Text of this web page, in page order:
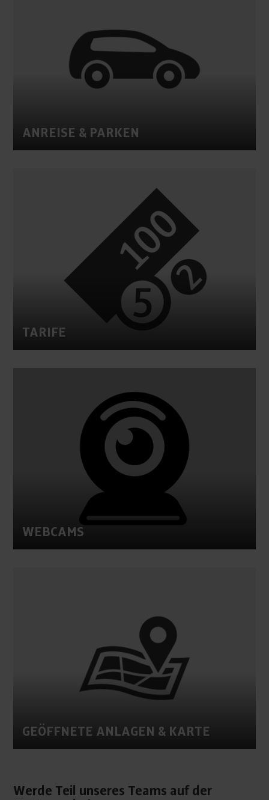
ANREISE & PARKEN
TARIFE
WEBCAMS
GEÖFFNETE ANLAGEN & KARTE
Werde Teil unseres Teams auf der